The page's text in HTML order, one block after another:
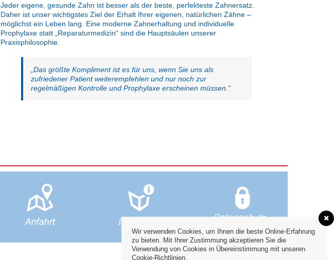
Jeder eigene, gesunde Zahn ist besser als der beste, perfekteste Zahnersatz.
Daher ist unser wichtigstes Ziel der Erhalt Ihrer eigenen, natürlichen Zähne –
möglichst ein Leben lang. Eine moderne Zahnerhaltung und individuelle
Prophylaxe statt „Reparaturmedizin“ sind die Hauptsäulen unserer
Praxisphilosophie.
„Das größte Kompliment ist es für uns, wenn Sie uns als
zufriedener Patient weiterempfehlen und nur noch zur
regelmäßigen Kontrolle und Prophylaxe erscheinen müssen.“
Wir verwenden Cookies, um Ihnen die beste Online-Erfahrung
zu bieten. Mit Ihrer Zustimmung akzeptieren Sie die
Verwendung von Cookies in Übereinstimmung mit unseren
Cookie-Richtlinien.